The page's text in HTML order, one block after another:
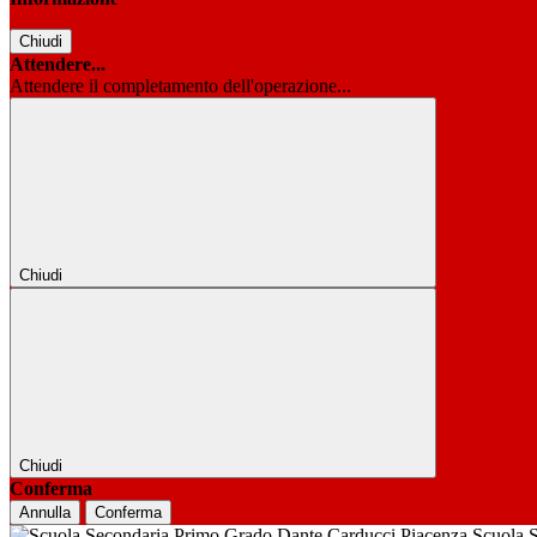
Chiudi
Attendere...
Attendere il completamento dell'operazione...
Chiudi
Chiudi
Conferma
Annulla Conferma